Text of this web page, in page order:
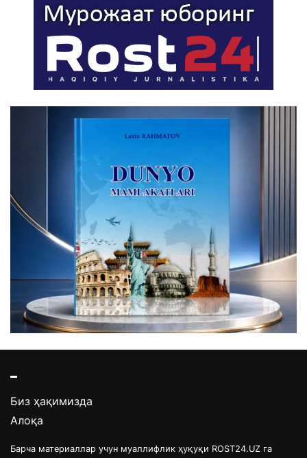
Биз ҳақимизда
Алоқа
Барча материаллар учун муаллифлик ҳуқуқи ROST24.UZ га